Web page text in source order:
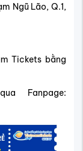
Ngũ Lão, Q.1,
Tickets bằng
Fanpage: